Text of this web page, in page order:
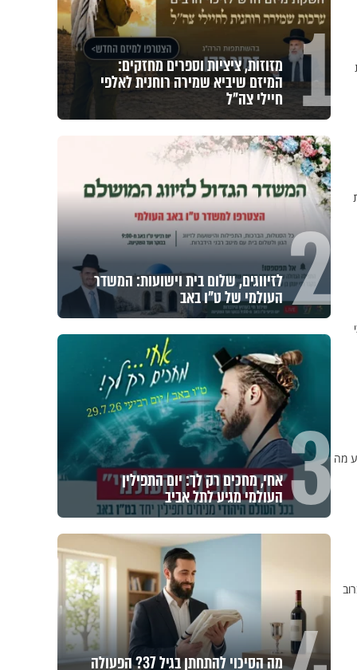
מה
1 מזוזות, ציציות וספרים מחזקים:
המיזם שיביא שמירה רוחנית לאלפי
חיילי צה"ל
2 לזיווגים, שלום בית וישועות: המשדר
העולמי של ט"ו באב
3 אחי, מחכים רק לך: יום התפילין
העולמי מגיע לתל אביב
מה הסיכוי להתחתן בגיל 37? הפעולה